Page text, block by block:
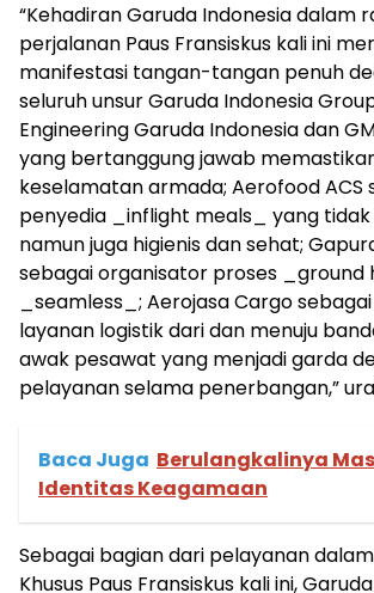
“Kehadiran Garuda Indonesia dalam
perjalanan Paus Fransiskus kali ini
manifestasi tangan-tangan penuh
seluruh unsur Garuda Indonesia
Engineering Garuda Indonesia dan
yang bertanggung jawab
keselamatan armada; Aerofood ACS
penyedia _inflight meals_ yang
namun juga higienis dan sehat;
sebagai organisator proses _ground
_seamless_; Aerojasa Cargo
layanan logistik dari dan menuju
awak pesawat yang menjadi garda
pelayanan selama penerbangan,”
Baca Juga Berulangkalinya
Identitas Keagamaan
Sebagai bagian dari pelayanan
Khusus Paus Fransiskus kali ini,